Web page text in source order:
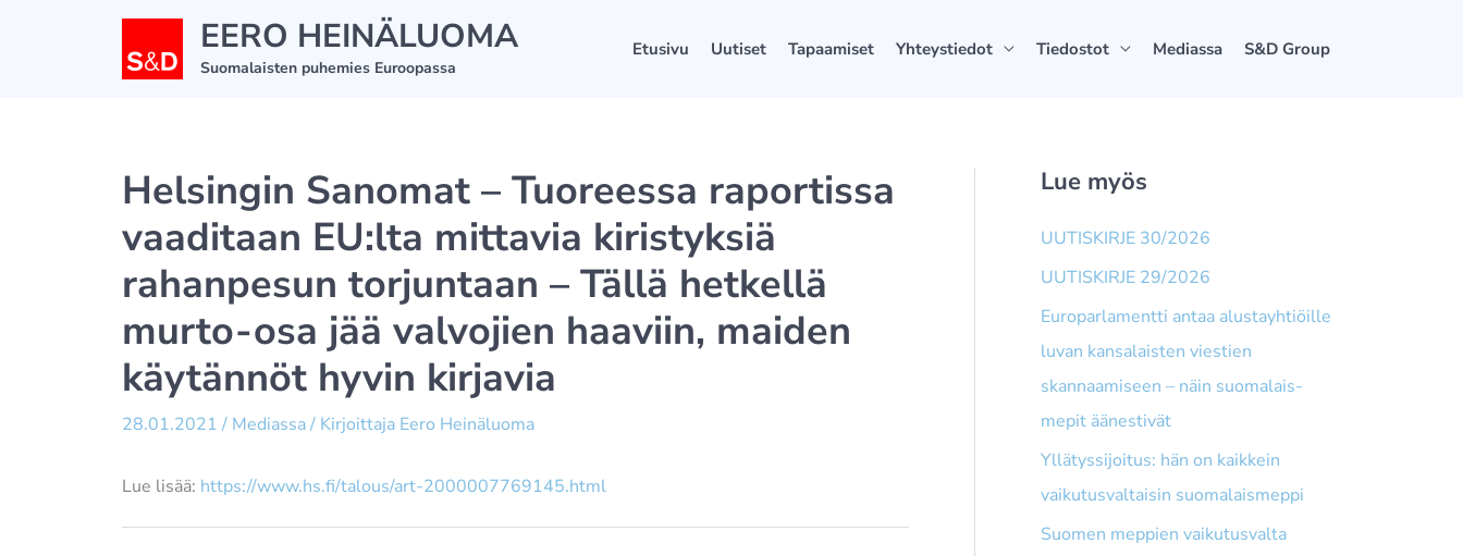
EERO HEINÄLUOMA
Suomalaisten puhemies Euroopassa
Etusivu Uutiset Tapaamiset Yhteystiedot Tiedostot Mediassa S&D Group
Helsingin Sanomat – Tuoreessa raportissa
vaaditaan EU:lta mittavia kiristyksiä
rahanpesun torjuntaan – Tällä hetkellä
murto-osa jää valvojien haaviin, maiden
käytännöt hyvin kirjavia
28.01.2021 / Mediassa/ Kirjoittaja Eero Heinäluoma
Lue lisää: https://www.hs.fi/talous/art-2000007769145.html
Lue myös
UUTISKIRJE 30/2026
UUTISKIRJE 29/2026
Europarlamentti antaa alusta­yhtiöille
luvan kansalaisten viestien
skannaamiseen – näin suomalais­
mepit äänestivät
Yllätyssijoitus: hän on kaikkein
vaikutusvaltaisin suomalaismeppi
Suomen meppien vaikutusvalta